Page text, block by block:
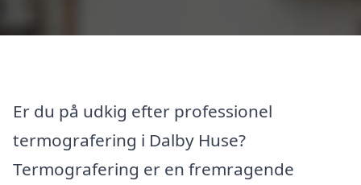
Er du på udkig efter professionel
termografering i Dalby Huse?
Termografering er en fremragende